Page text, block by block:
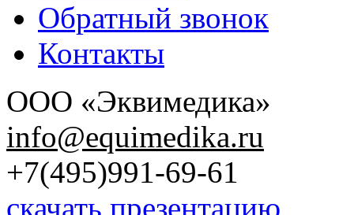
Обратный звонок
Контакты
ООО «Эквимедика»
info@equimedika.ru
+7(495)991-69-61
скачать презентацию